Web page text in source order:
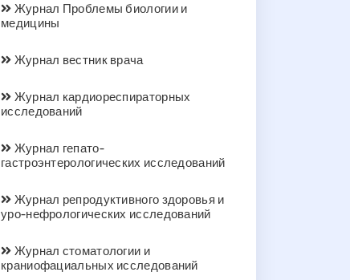
Журнал Проблемы биологии и
медицины
Журнал вестник врача
Журнал кардиореспираторных
исследований
Журнал гепато-
гастроэнтерологических исследований
Журнал репродуктивного здоровья и
уро-нефрологических исследований
Журнал стоматологии и
краниофациальных исследований